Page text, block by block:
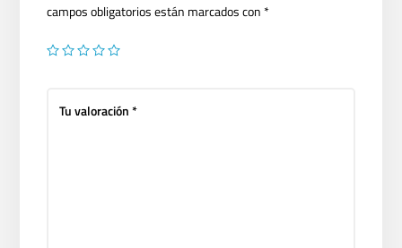
campos obligatorios están marcados con *